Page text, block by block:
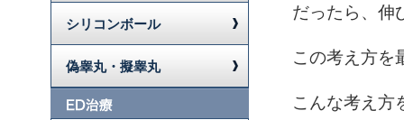
シリコンボール
偽睾丸・擬睾丸
だったら、伸
この考え方を
こんな考え方